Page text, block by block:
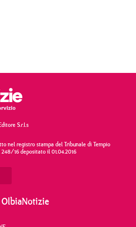
S.r.l.s
nel registro stampa del Tribunale di Tempio
248/16 depositato il 01.04.2016